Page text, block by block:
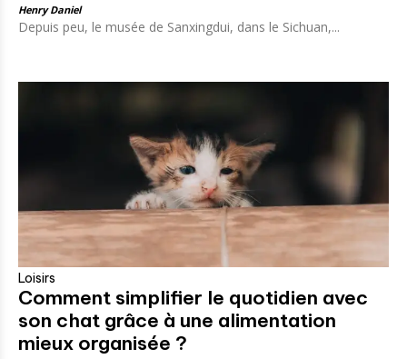
Henry Daniel
Depuis peu, le musée de Sanxingdui, dans le Sichuan,...
Loisirs
Comment simplifier le quotidien avec
son chat grâce à une alimentation
mieux organisée ?